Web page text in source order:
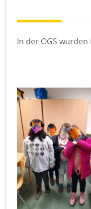
S
c
h
In der OGS